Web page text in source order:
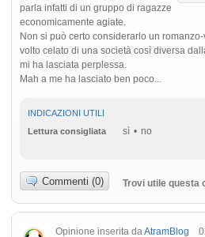
parla infatti di un gruppo di ragazze
economicamente agiate.
Non si può certo considerarlo un
volto celato di una società così diversa
mi ha lasciata perplessa.
Mah a me ha lasciato ben poco...
INDICAZIONI UTILI
Lettura consigliata
sì no
Commenti (0) Trovi utile questa
Opinione inserita da AtramBlog